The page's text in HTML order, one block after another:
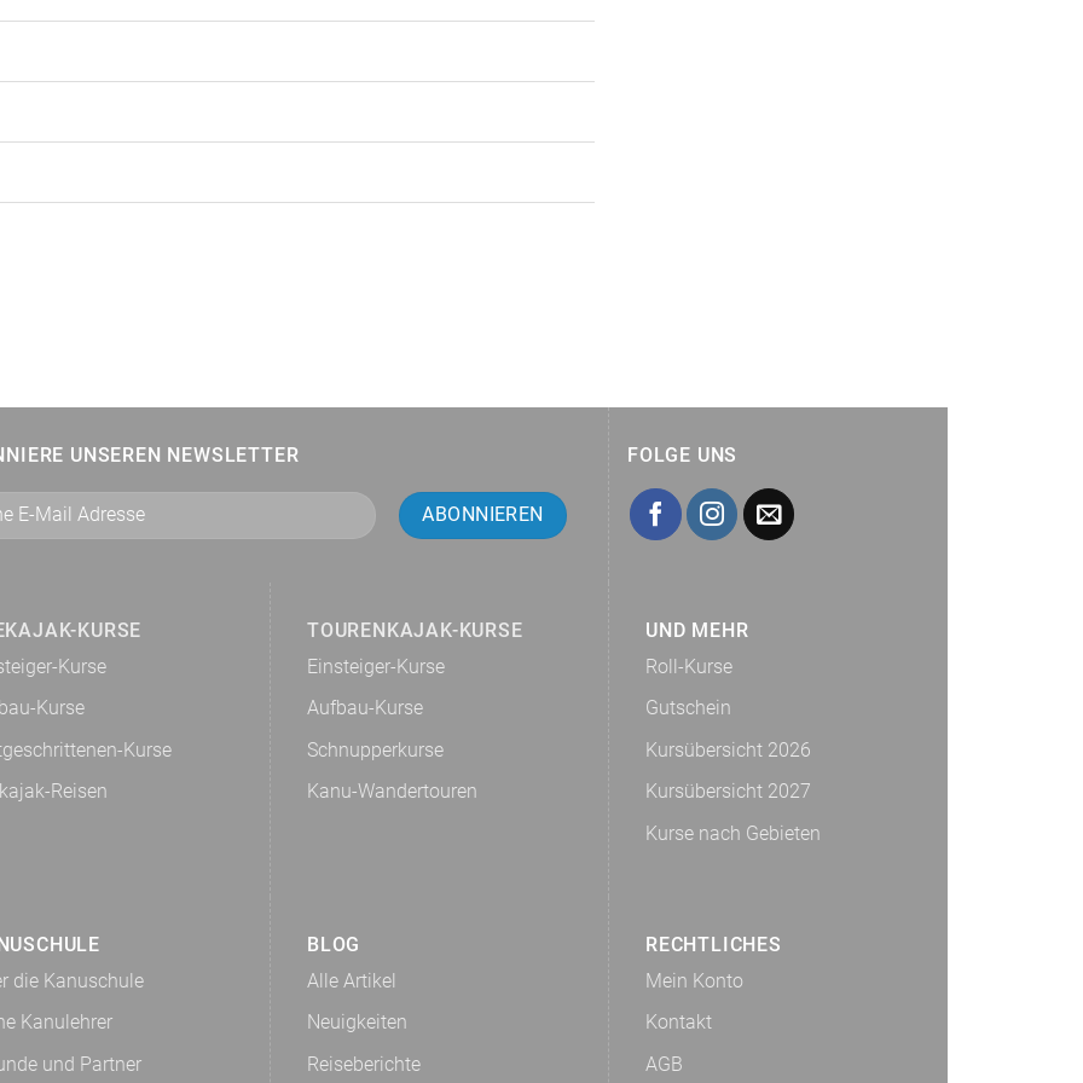
UNSEREN NEWSLETTER FOLGE UNS
KURSE
Kurse
Kurse
Kurse
Reisen
TOURENKAJAK-KURSE
Einsteiger-Kurse
Aufbau-Kurse
Schnupperkurse
Kanu-Wandertouren
UND MEHR
Roll-Kurse
Gutschein
Kursübersicht 2026
Kursübersicht 2027
Kurse nach Gebieten
die Kanuschule
Kanulehrer
und Partner
BLOG
Alle Artikel
Neuigkeiten
Reiseberichte
RECHTLICHES
Mein Konto
Kontakt
AGB